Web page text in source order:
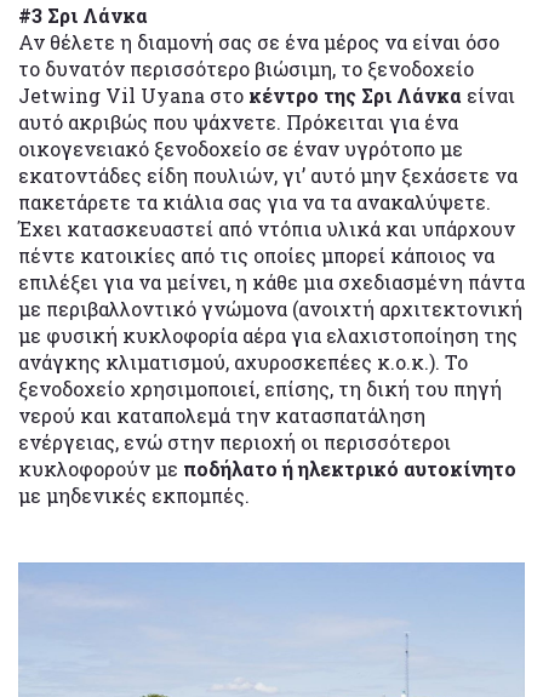
#3 Σρι Λάνκα
Αν θέλετε η διαμονή σας σε ένα μέρος να είναι όσο
το δυνατόν περισσότερο βιώσιμη, το ξενοδοχείο
Jetwing Vil Uyana στο κέντρο της Σρι Λάνκα είναι
αυτό ακριβώς που ψάχνετε. Πρόκειται για ένα
οικογενειακό ξενοδοχείο σε έναν υγρότοπο με
εκατοντάδες είδη πουλιών, γι’ αυτό μην ξεχάσετε να
πακετάρετε τα κιάλια σας για να τα ανακαλύψετε.
Έχει κατασκευαστεί από ντόπια υλικά και υπάρχουν
πέντε κατοικίες από τις οποίες μπορεί κάποιος να
επιλέξει για να μείνει, η κάθε μια σχεδιασμένη πάντα
με περιβαλλοντικό γνώμονα (ανοιχτή αρχιτεκτονική
με φυσική κυκλοφορία αέρα για ελαχιστοποίηση της
ανάγκης κλιματισμού, αχυροσκεπέες κ.ο.κ.). Το
ξενοδοχείο χρησιμοποιεί, επίσης, τη δική του πηγή
νερού και καταπολεμά την κατασπατάληση
ενέργειας, ενώ στην περιοχή οι περισσότεροι
κυκλοφορούν με ποδήλατο ή ηλεκτρικό αυτοκίνητο
με μηδενικές εκπομπές.